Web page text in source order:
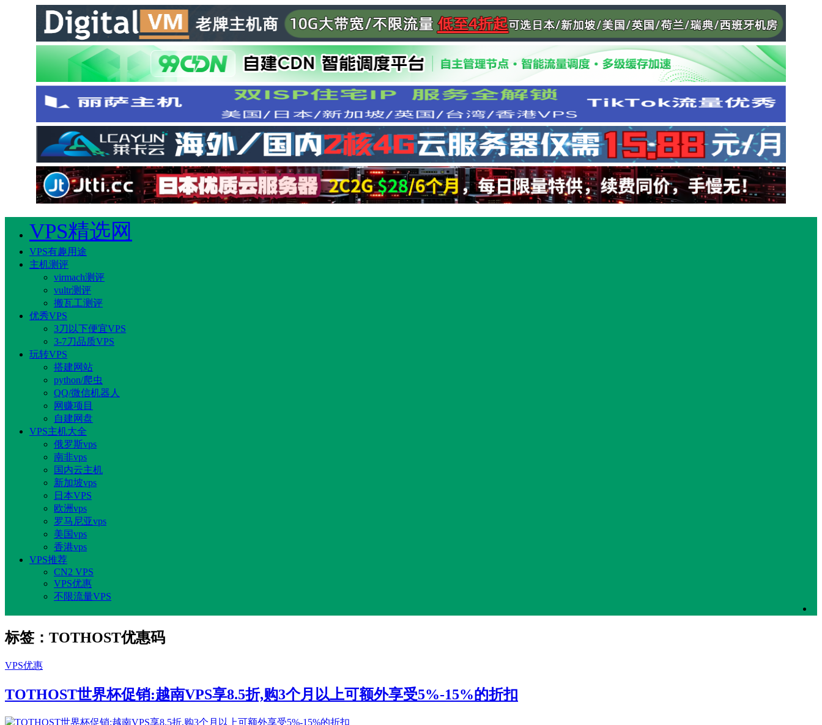
VPS精选网
VPS有趣用途
主机测评
virmach测评
vultr测评
搬瓦工测评
优秀VPS
3刀以下便宜VPS
3-7刀品质VPS
玩转VPS
搭建网站
python/爬虫
QQ/微信机器人
网赚项目
自建网盘
VPS主机大全
俄罗斯vps
南非vps
国内云主机
新加坡vps
日本VPS
欧洲vps
罗马尼亚vps
美国vps
香港vps
VPS推荐
CN2 VPS
VPS优惠
不限流量VPS
标签：TOTHOST优惠码
VPS优惠
TOTHOST世界杯促销:越南VPS享8.5折,购3个月以上可额外享受5%-15%的折扣